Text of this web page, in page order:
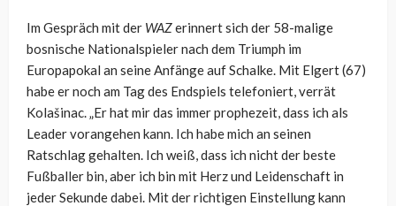
Im Gespräch mit der WAZerinnert sich der 58-malige
bosnische Nationalspieler nach dem Triumph im
Europapokal an seine Anfänge auf Schalke. Mit Elgert (67)
habe er noch am Tag des Endspiels telefoniert, verrät
Kolašinac. „Er hat mir das immer prophezeit, dass ich als
Leader vorangehen kann. Ich habe mich an seinen
Ratschlag gehalten. Ich weiß, dass ich nicht der beste
Fußballer bin, aber ich bin mit Herz und Leidenschaft in
jeder Sekunde dabei. Mit der richtigen Einstellung kann